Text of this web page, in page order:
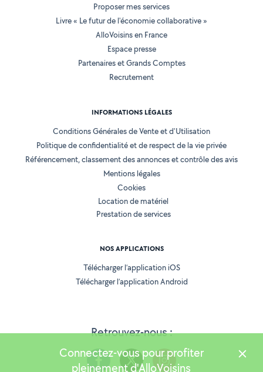
Retrouvez-nous :
Proposer mes services
Livre « Le futur de l'économie collaborative »
AlloVoisins en France
Espace presse
Partenaires et Grands Comptes
Recrutement
INFORMATIONS LÉGALES
Conditions Générales de Vente et d'Utilisation
Politique de confidentialité et de respect de la vie privée
Référencement, classement des annonces et contrôle des avis
Mentions légales
Cookies
Location de matériel
Prestation de services
NOS APPLICATIONS
Télécharger l’application iOS
Télécharger l’application Android
Connectez-vous pour profiter
pleinement d'AlloVoisins